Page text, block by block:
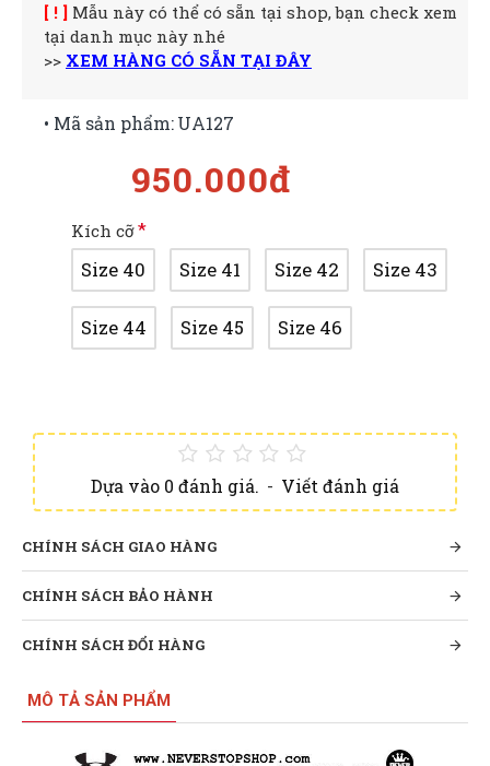
[ ! ] Mẫu này có thể có sẵn tại shop, bạn check xem
tại danh mục này nhé
>> XEM HÀNG CÓ SẴN TẠI ĐÂY
Dựa vào 0 đánh giá. - Viết đánh giá
950.000đ
• Mã sản phẩm:UA127
Kích cỡ
Size 40 Size 41 Size 42 Size 43
Size 44 Size 45 Size 46
CHÍNH SÁCH GIAO HÀNG
CHÍNH SÁCH BẢO HÀNH
CHÍNH SÁCH ĐỔI HÀNG
MÔ TẢ SẢN PHẨM